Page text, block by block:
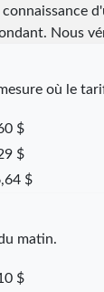
connaissance
Nous
où le
$
$
$
matin.
$